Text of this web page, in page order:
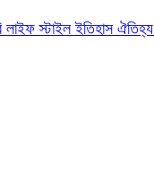
লাইফ স্টাইলইতিহাস ঐতিহ্য